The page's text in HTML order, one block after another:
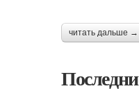
читать дальше →